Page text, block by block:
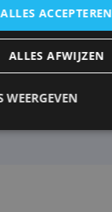
ALLES ACCEPTEREN
ALLES AFWIJZEN
WEERGEVEN